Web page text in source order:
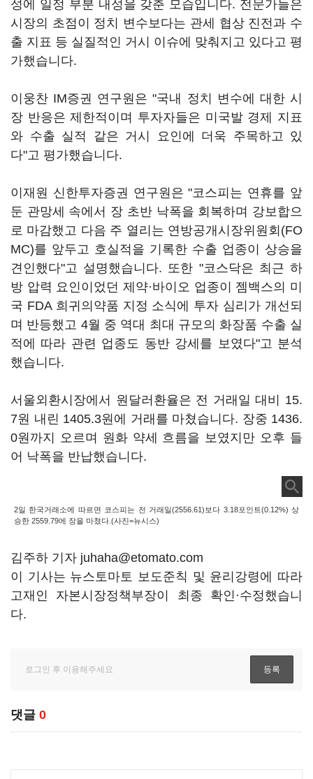
성에 일정 부분 내성을 갖춘 모습입니다. 전문가들은
시장의 초점이 정치 변수보다는 관세 협상 진전과 수
출 지표 등 실질적인 거시 이슈에 맞춰지고 있다고 평
가했습니다.
이웅찬 IM증권 연구원은 "국내 정치 변수에 대한 시
장 반응은 제한적이며 투자자들은 미국발 경제 지표
와 수출 실적 같은 거시 요인에 더욱 주목하고 있
다"고 평가했습니다.
이재원 신한투자증권 연구원은 "코스피는 연휴를 앞
둔 관망세 속에서 장 초반 낙폭을 회복하며 강보합으
로 마감했고 다음 주 열리는 연방공개시장위원회(FO
MC)를 앞두고 호실적을 기록한 수출 업종이 상승을
견인했다"고 설명했습니다. 또한 "코스닥은 최근 하
방 압력 요인이었던 제약·바이오 업종이 젬백스의 미
국 FDA 희귀의약품 지정 소식에 투자 심리가 개선되
며 반등했고 4월 중 역대 최대 규모의 화장품 수출 실
적에 따라 관련 업종도 동반 강세를 보였다"고 분석
했습니다.
서울외환시장에서 원달러환율은 전 거래일 대비 15.
7원 내린 1405.3원에 거래를 마쳤습니다. 장중 1436.
0원까지 오르며 원화 약세 흐름을 보였지만 오후 들
어 낙폭을 반납했습니다.
2일 한국거래소에 따르면 코스피는 전 거래일(2556.61)보다 3.18포인트(0.12%) 상
승한 2559.79에 장을 마쳤다.(사진=뉴시스)
김주하 기자 juhaha@etomato.com
이 기사는 뉴스토마토 보도준칙 및 윤리강령에 따라
고재인 자본시장정책부장이 최종 확인·수정했습니
다.
댓글 0